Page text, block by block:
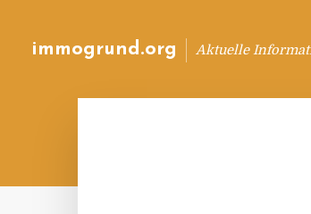
immogrund.org Aktuelle